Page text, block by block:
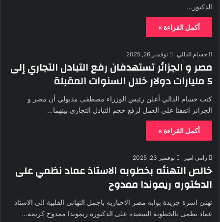
الدكتور…
أكمل القراءة »
حسام الدالي نوفمبر 26, 2025
مصر و الجزائر تستهدفان رفع التبادل التجاري إلى
5 مليارات دولار خلال السنوات المقبلة
كتب حسام الدالي أعلن رئيس الوزراء مصطفى مدبولي أن مصر و
الجزائر اتفقتا على العمل لرفع حجم التبادل التجاري بينهما…
أكمل القراءة »
رامي امير نوفمبر 23, 2025
خالص التهنئه بخطوبه الاستاذ عماد نظمي على
الدكتوره ريموندا ممدوح
تهنئ اسرة جريدة بوابه مصر الاخباريه باجمل التهانى القلبية الى الاستاذ
عماد نظمى بالخطوبة السعيدة على الدكتورة ريموندا ممدوح كريمة…